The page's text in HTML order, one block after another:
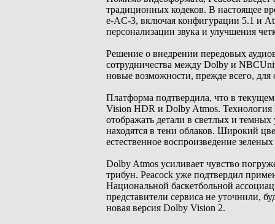
традиционных кодеков. В настоящее
e-AC-3, включая конфигурации 5.1 и
персонализации звука и улучшения
Решение о внедрении передовых
сотрудничества между Dolby и
новые возможности, прежде всего,
Платформа подтвердила, что в
Vision HDR и Dolby Atmos. Технология
отображать детали в светлых и темных
находятся в тени облаков. Широкий
естественное воспроизведение
Dolby Atmos усиливает чувство
трибун. Peacock уже подтвердил
Национальной баскетбольной
представители сервиса не уточнили,
новая версия Dolby Vision 2.